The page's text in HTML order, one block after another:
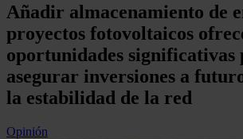
Añadir almacenamiento de
proyectos fotovoltaicos
oportunidades significativas
asegurar inversiones a
la estabilidad de la red
Opinión